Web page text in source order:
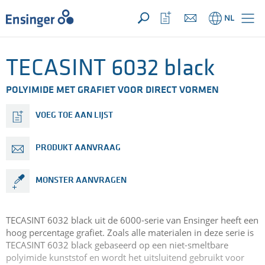
UW aanvraag ({{productCount}} Produkten)OPEN
Startpagina NL
Bekijk
favorietenlijst
TECASINT 6032 black
POLYIMIDE MET GRAFIET VOOR DIRECT VORMEN
VOEG TOE AAN LIJST
PRODUKT AANVRAAG
MONSTER AANVRAGEN
TECASINT 6032 black uit de 6000-serie van Ensinger heeft een
hoog percentage grafiet. Zoals alle materialen in deze serie is
TECASINT 6032 black gebaseerd op een niet-smeltbare
polyimide kunststof en wordt het uitsluitend gebruikt voor